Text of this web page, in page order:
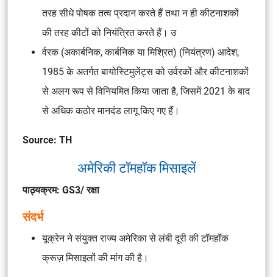
तरह सीधे पोषक तत्व प्रदान करते हैं तथा न ही कीटनाशकों
की तरह कीटों को नियंत्रित करते हैं। उ
र्वरक (अकार्बनिक, कार्बनिक या मिश्रित) (नियंत्रण) आदेश,
1985 के अतर्गत बायोस्टिमुलेंट्स को उर्वरकों और कीटनाशकों
से अलग रूप से विनियमित किया जाता है, जिसमें 2021 के बाद
से अधिक कठोर मानदंड लागू किए गए हैं।
Source: TH
अमेरिकी टॉमहॉक मिसाइलें
पाठ्यक्रम: GS3/ रक्षा
संदर्भ
यूक्रेन ने संयुक्त राज्य अमेरिका से लंबी दूरी की टॉमहॉक
क्रूज़ मिसाइलों की मांग की है।